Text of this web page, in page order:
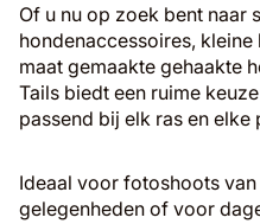
Of u nu op zoek bent naar
hondenaccessoires,
maat gemaakte gehaakte
Tails biedt een ruime
passend bij elk ras en
Ideaal voor fotoshoots
gelegenheden of voor